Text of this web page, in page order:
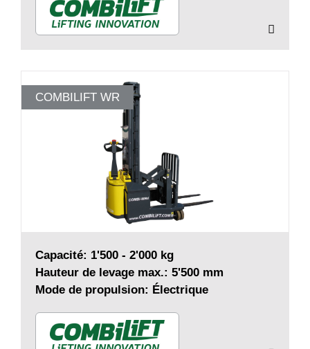
COMBILIFT WR
Capacité: 1'500 - 2'000 kg
Hauteur de levage max.: 5'500 mm
Mode de propulsion: Électrique